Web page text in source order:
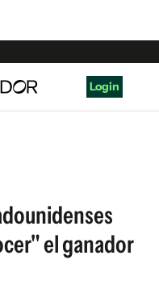
Login
el ganador